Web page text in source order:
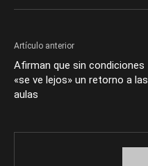
Artículo anterior
Afirman que sin condiciones
«se ve lejos» un retorno a las
aulas